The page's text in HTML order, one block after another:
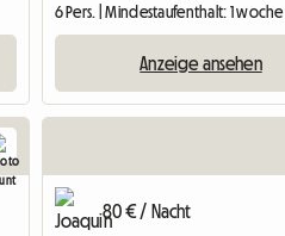
6 Pers. | Mindestaufenthalt: 1 woche
Anzeige ansehen
80 € / Nacht